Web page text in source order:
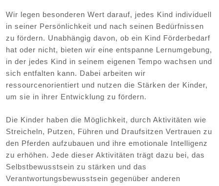
Wir legen besonderen Wert darauf, jedes Kind individuell
in seiner Persönlichkeit und nach seinen Bedürfnissen
zu fördern. Unabhängig davon, ob ein Kind Förderbedarf
hat oder nicht, bieten wir eine entspanne Lernumgebung,
in der jedes Kind in seinem eigenen Tempo wachsen und
sich entfalten kann. Dabei arbeiten wir
ressourcenorientiert und nutzen die Stärken der Kinder,
um sie in ihrer Entwicklung zu fördern.
Die Kinder haben die Möglichkeit, durch Aktivitäten wie
Streicheln, Putzen, Führen und Draufsitzen Vertrauen zu
den Pferden aufzubauen und ihre emotionale Intelligenz
zu erhöhen. Jede dieser Aktivitäten trägt dazu bei, das
Selbstbewusstsein zu stärken und das
Verantwortungsbewusstsein gegenüber anderen